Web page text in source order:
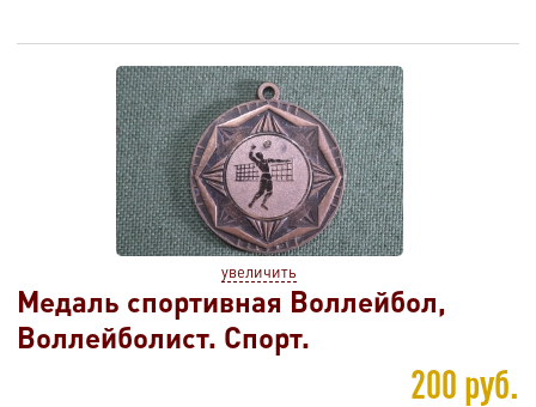
увеличить
Медаль спортивная Воллейбол,
Воллейболист. Спорт.
200 руб.